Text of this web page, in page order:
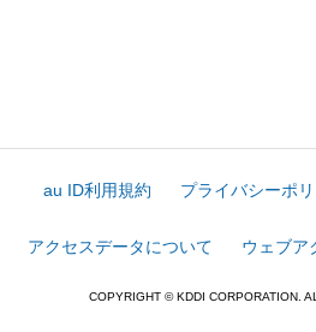
au ID利用規約 プライバシーポ
アクセスデータについて ウェブア
COPYRIGHT © KDDI CORPORATION.